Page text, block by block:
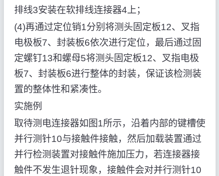
排线3安装在软排线连接器4上；
(4)再通过定位销1分别将测头固定板12、叉指
电极板7、封装板6依次进行定位，最后通过固
定螺钉13和螺母5将测头固定板12、叉指电极
板7、封装板6进行整体的封装，保证该检测装
置的整体性和紧凑性。
实施例
取待测电连接器如图1所示，沿着内部的键槽使
并行测针10与接触件接触，然后加载装置通过
并行检测装置对接触件施加压力，若连接器接
触件不发生退针现象，接触件会对并行测针10